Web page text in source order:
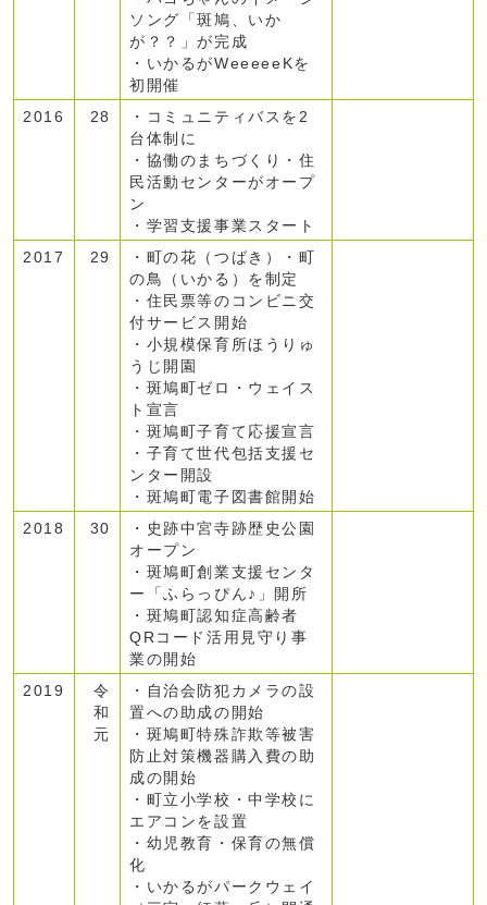
ソング「斑鳩、いか
が？？」が完成
・いかるがWeeeeeKを
初開催
2016
28
・コミュニティバスを2
台体制に
・協働のまちづくり・住
民活動センターがオープ
ン
・学習支援事業スタート
2017
29
・町の花（つばき）・町
の鳥（いかる）を制定
・住民票等のコンビニ交
付サービス開始
・小規模保育所ほうりゅ
うじ開園
・斑鳩町ゼロ・ウェイス
ト宣言
・斑鳩町子育て応援宣言
・子育て世代包括支援セ
ンター開設
・斑鳩町電子図書館開始
2018
30
・史跡中宮寺跡歴史公園
オープン
・斑鳩町創業支援センタ
ー「ふらっぴん♪」開所
・斑鳩町認知症高齢者
QRコード活用見守り事
業の開始
2019
令
和
元
・自治会防犯カメラの設
置への助成の開始
・斑鳩町特殊詐欺等被害
防止対策機器購入費の助
成の開始
・町立小学校・中学校に
エアコンを設置
・幼児教育・保育の無償
化
・いかるがパークウェイ